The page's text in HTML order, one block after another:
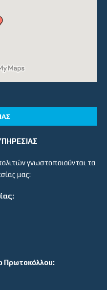
γνωστοποιούνται τα
μας:
Πρωτοκόλλου: